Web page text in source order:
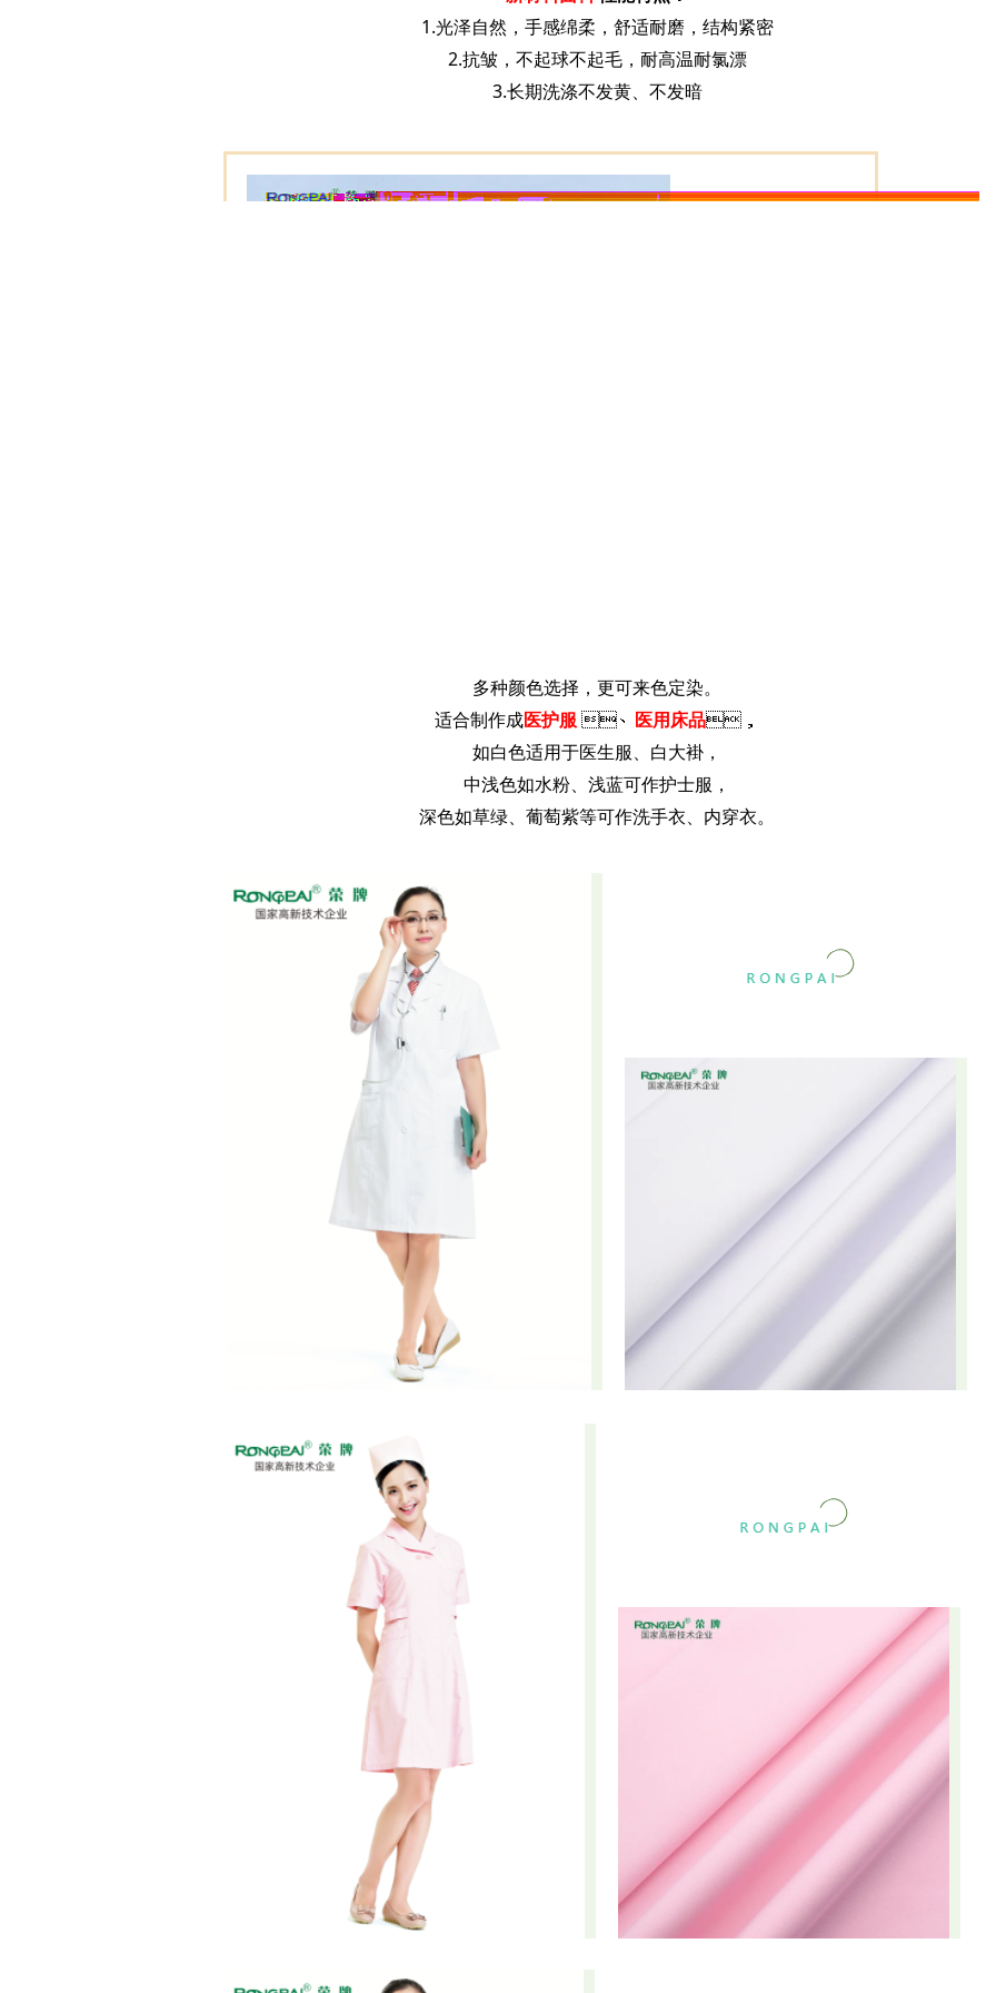
1.光泽自然，手感绵柔，舒适耐磨，结构紧密
2.抗皱，不起球不起毛，耐高温耐氯漂
3.长期洗涤不发黄、不发暗
多种颜色选择，更可来色定染。
适合制作成医护服、 医用床品，
如白色适用于医生服、白大褂，
中浅色如水粉、浅蓝可作护士服，
深色如草绿、葡萄紫等可作洗手衣、内穿衣。